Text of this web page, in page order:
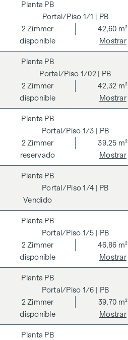
1/1 | PB
PB
2Zimmer 42,60 m²
disponible
Mostrar
1/02 | PB
PB
2Zimmer 42,32 m²
disponible
Mostrar
1/3 | PB
PB
2Zimmer 39,25 m²
reservado
Mostrar
1/4 | PB
PB
Vendido
1/5 | PB
PB
2Zimmer 46,86 m²
disponible
Mostrar
1/6 | PB
PB
2Zimmer 39,70 m²
disponible
Mostrar
PB